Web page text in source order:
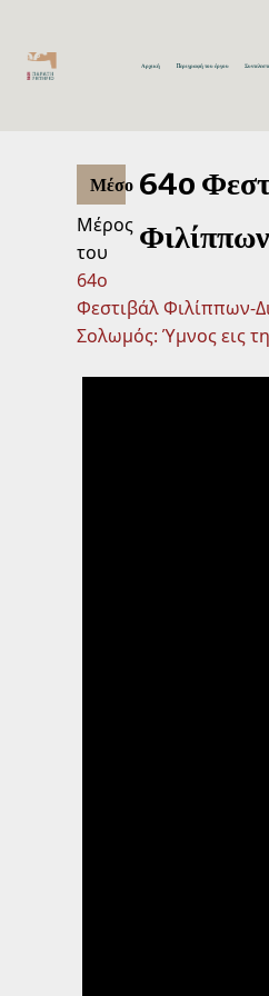
Αρχική Περιγραφή του έργου
64o
Μέσο
Mέρος
του
64ο
Φεστιβάλ Φιλίππων-
Σολωμός: Ύμνος εις